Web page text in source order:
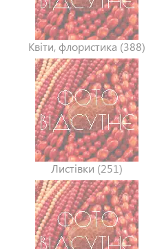
Квіти, флористика (388)
Листівки (251)